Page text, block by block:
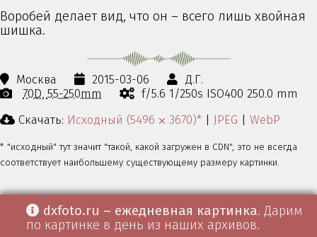
Воробей делает вид, что он – всего лишь хвойная
шишка.
Москва 2015-03-06
Д.Г.
70D 55-250mm
f/5.6 1/250s ISO400 250.0 mm
Скачать: Исходный (5496 ⨉ 3670)* | JPEG | WebP
* "исходный" тут значит "такой, какой загружен в CDN", это не всегда
соответствует наибольшему существующему размеру картинки.
dxfoto.ru – ежедневная картинка. Дарим
по картинке в день из наших архивов.